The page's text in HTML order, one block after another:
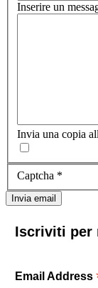
Inserire un
Invia una copia
Captcha *
Invia email
Iscriviti per
Email Address